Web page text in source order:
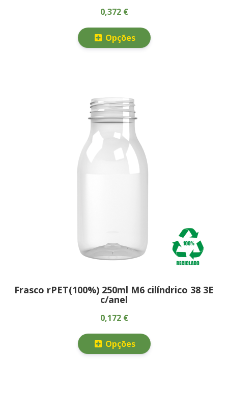
0,372 €
Opções
Frasco rPET(100%) 250ml M6 cilíndrico 38 3E
c/anel
0,172 €
Opções